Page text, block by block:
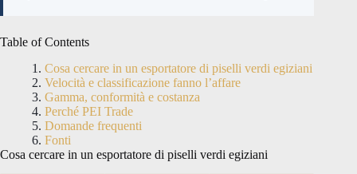
Table of Contents
Cosa cercare in un esportatore di piselli verdi egiziani
Velocità e classificazione fanno l’affare
Gamma, conformità e costanza
Perché PEI Trade
Domande frequenti
Fonti
Cosa cercare in un esportatore di piselli verdi egiziani